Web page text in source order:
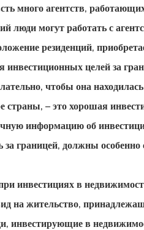
много агентств,
люди могут работать с
резиденций,
целей за
чтобы она
страны, – это хорошая
информацию об
границей, должны
инвестициях в
на жительство,
инвестирующие в